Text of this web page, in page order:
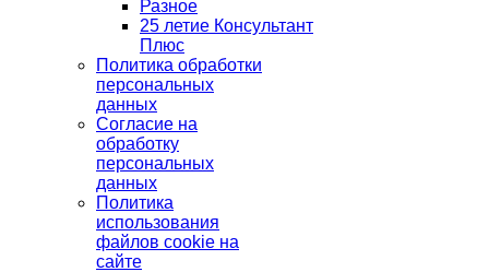
Разное
25 летие Консультант
Плюс
Политика обработки
персональных
данных
Согласие на
обработку
персональных
данных
Политика
использования
файлов cookie на
сайте